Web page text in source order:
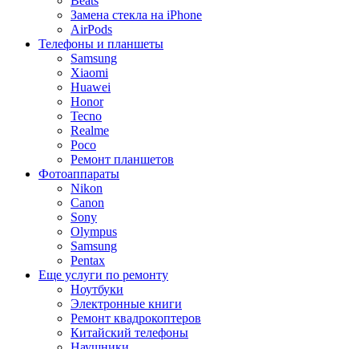
Замена стекла на iPhone
AirPods
Телефоны и планшеты
Samsung
Xiaomi
Huawei
Honor
Tecno
Realme
Poco
Ремонт планшетов
Фотоаппараты
Nikon
Canon
Sony
Olympus
Samsung
Pentax
Еще услуги по ремонту
Ноутбуки
Электронные книги
Ремонт квадрокоптеров
Китайский телефоны